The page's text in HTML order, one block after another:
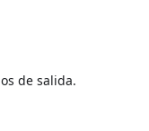
de salida.